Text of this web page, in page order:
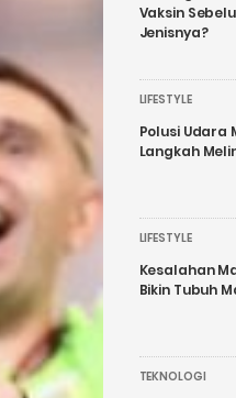
Vaksin
Jenisnya?
LIFESTYLE
Polusi Udara
Langkah
LIFESTYLE
Kesalahan
Bikin Tubuh
TEKNOLOGI